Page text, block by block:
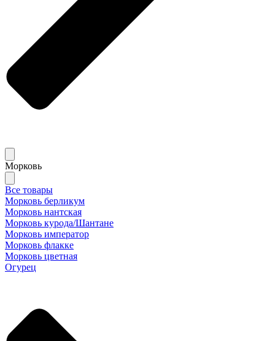
Морковь
Все товары
Морковь берликум
Морковь нантская
Морковь курода/Шантане
Морковь император
Морковь флакке
Морковь цветная
Огурец